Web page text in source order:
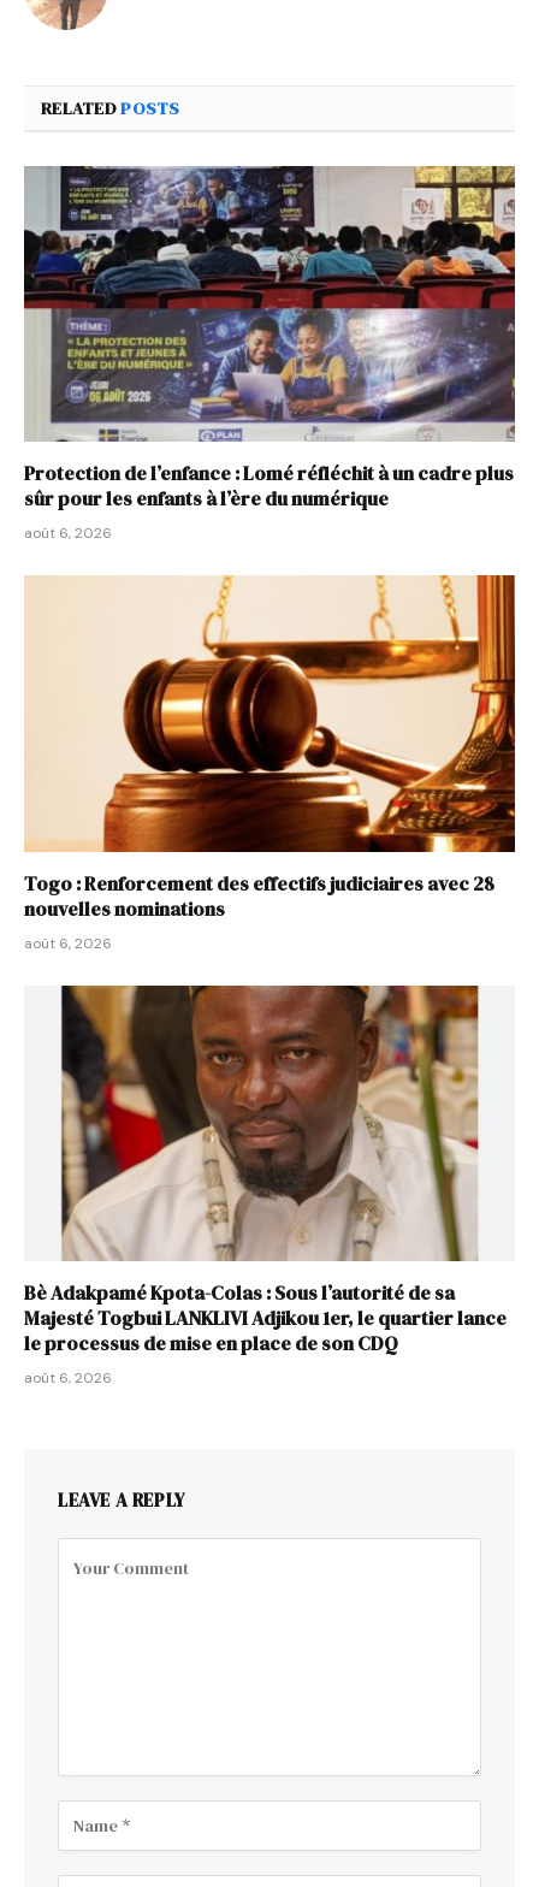
RELATEDPOSTS
Protection de l’enfance : Lomé réfléchit à un cadre plus
sûr pour les enfants à l’ère du numérique
août 6, 2026
Togo : Renforcement des effectifs judiciaires avec 28
nouvelles nominations
août 6, 2026
Bè Adakpamé Kpota-Colas : Sous l’autorité de sa
Majesté Togbui LANKLIVI Adjikou 1er, le quartier lance
le processus de mise en place de son CDQ
août 6, 2026
LEAVE A REPLY